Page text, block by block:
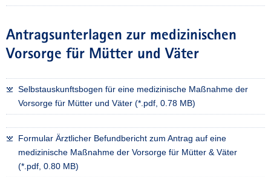
Antragsunterlagen zur medizinischen
Vorsorge für Mütter und Väter
Selbstauskunftsbogen für eine medizinische Maßnahme der
Vorsorge für Mütter und Väter (*.pdf, 0.78 MB)
Formular Ärztlicher Befundbericht zum Antrag auf eine
medizinische Maßnahme der Vorsorge für Mütter & Väter
(*.pdf, 0.80 MB)